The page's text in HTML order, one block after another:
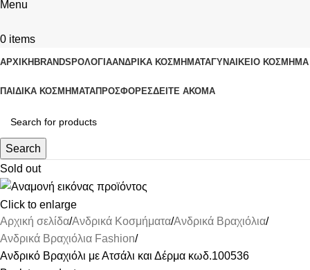
Menu
0 items
ΑΡΧΙΚΗ BRANDS ΡΟΛΌΓΙΑΑΝΔΡΙΚΆ ΚΟΣΜΉΜΑΤΑΓΥΝΑΙΚΕΊΟ ΚΟΣΜΉΜΑ
ΠΑΙΔΙΚΆ ΚΟΣΜΉΜΑΤΑΠΡΟΣΦΟΡΈΣΔΕΊΤΕ ΑΚΌΜΑ
Search
Sold out
Click to enlarge
Αρχική σελίδα Ανδρικά Κοσμήματα Ανδρικά Βραχιόλια
Ανδρικά Βραχιόλια Fashion
Ανδρικό Βραχιόλι με Ατσάλι και Δέρμα κωδ.100536